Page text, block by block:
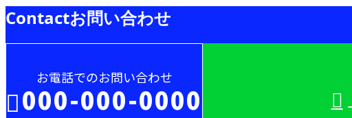
Contactお問い合わせ
お電話でのお問い合わせ
000-000-0000